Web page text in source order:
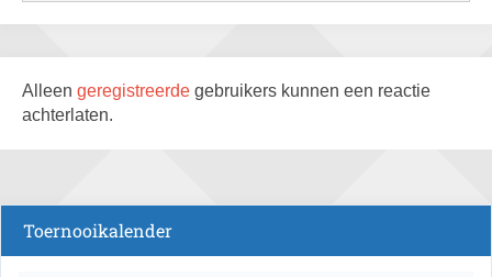
Alleen geregistreerde gebruikers kunnen een reactie
achterlaten.
Toernooikalender